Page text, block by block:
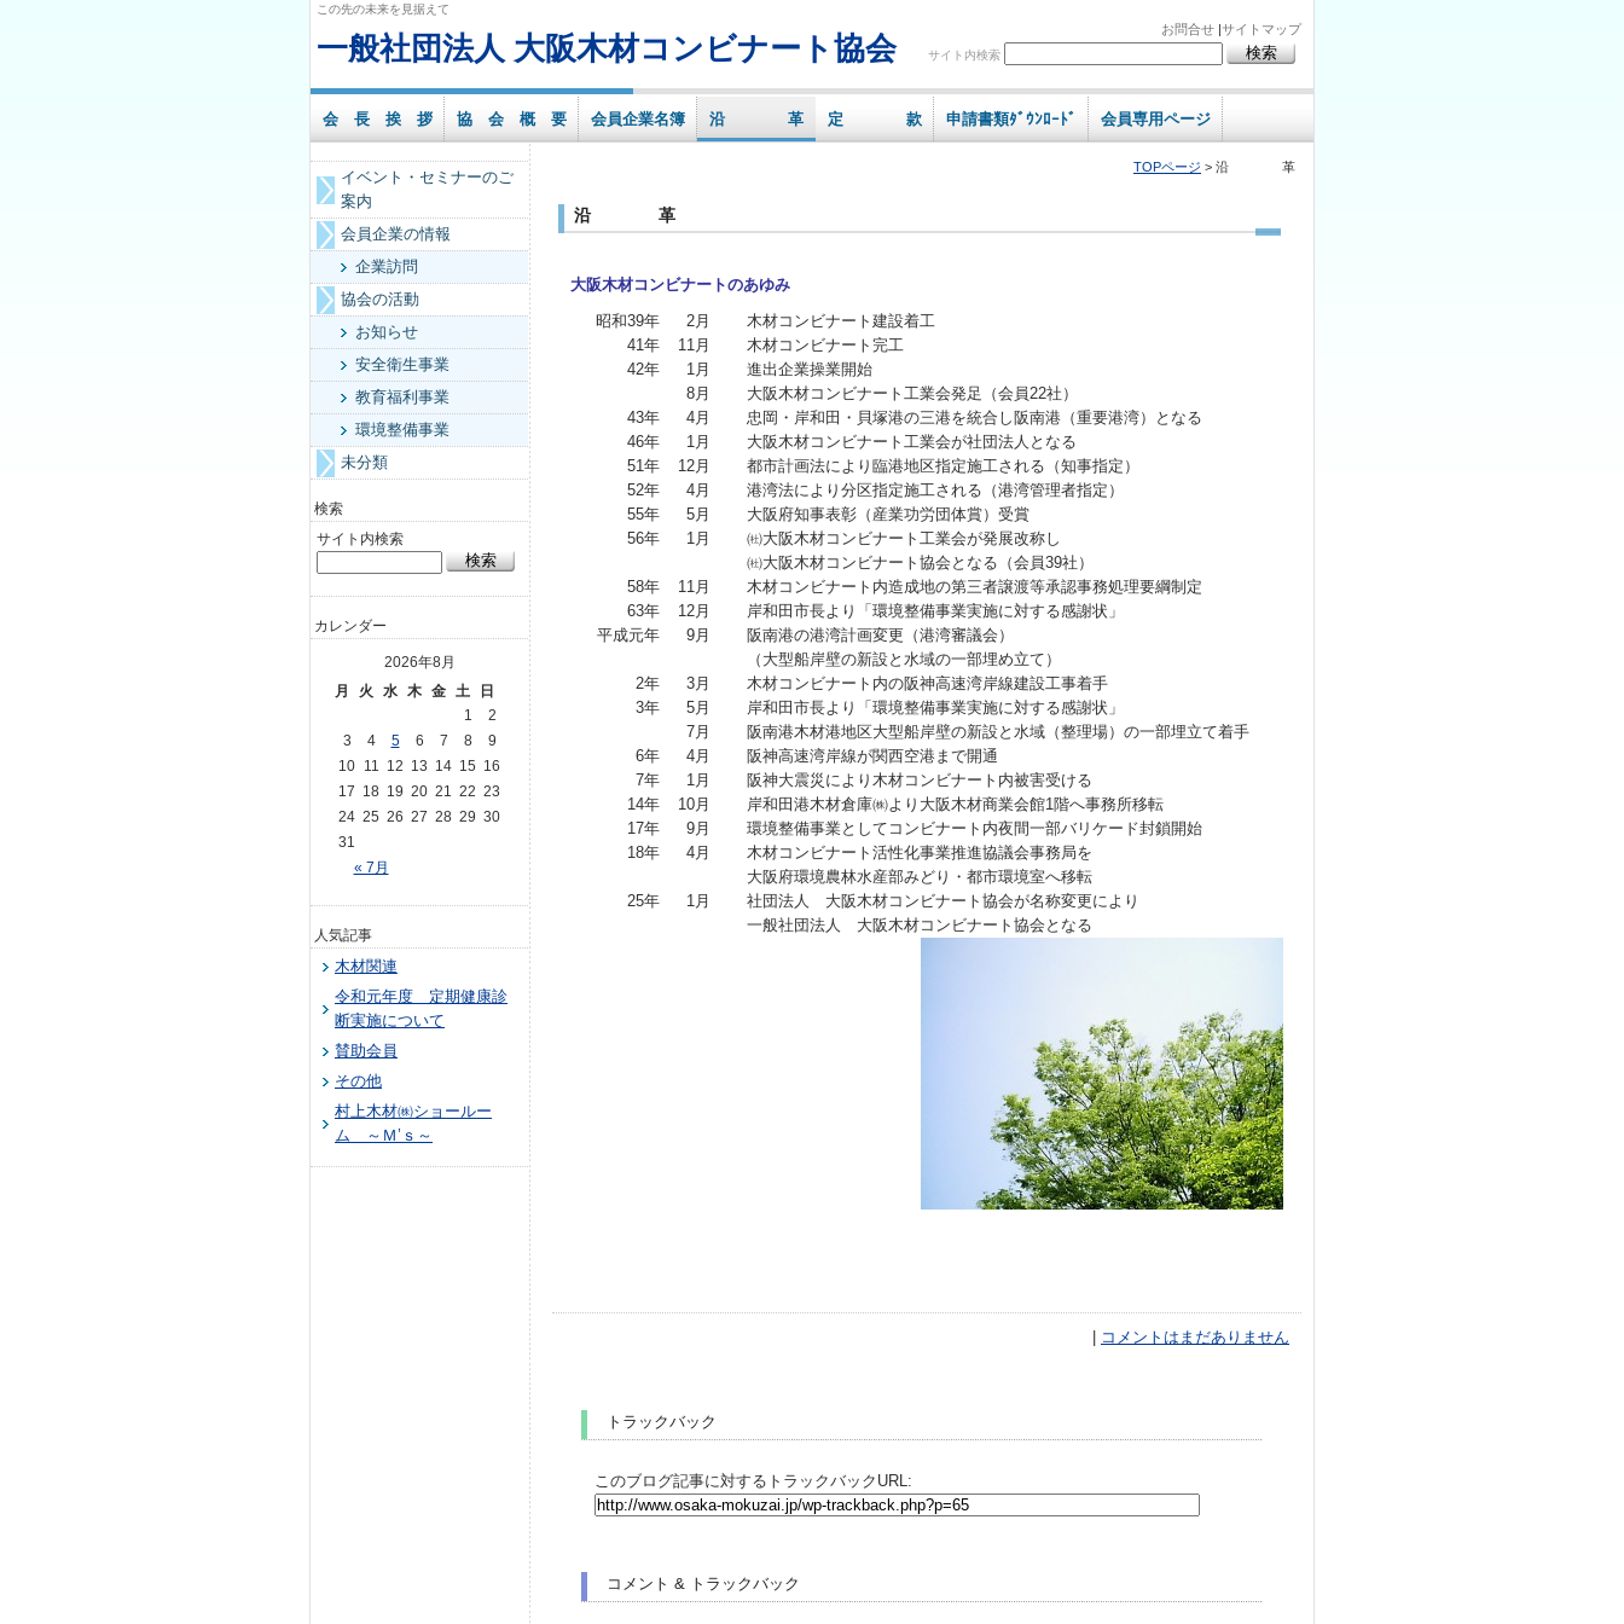
この先の未来を見据えて
一般社団法人 大阪木材コンビナート協会
お問合せ |サイトマップ
サイト内検索
会 長 挨 拶 協 会 概 要 会員企業名簿 沿 革 定 款 申請書類ﾀﾞｳﾝﾛｰﾄﾞ 会員専用ページ
TOPページ > 沿 革
沿 革
大阪木材コンビナートのあゆみ
昭和39年
2月
木材コンビナート建設着工
41年
11月
木材コンビナート完工
42年
1月
進出企業操業開始
8月
大阪木材コンビナート工業会発足（会員22社）
43年
4月
忠岡・岸和田・貝塚港の三港を統合し阪南港（重要港湾）となる
46年
1月
大阪木材コンビナート工業会が社団法人となる
51年
12月
都市計画法により臨港地区指定施工される（知事指定）
52年
4月
港湾法により分区指定施工される（港湾管理者指定）
55年
5月
大阪府知事表彰（産業功労団体賞）受賞
56年
1月
㈳大阪木材コンビナート工業会が発展改称し
㈳大阪木材コンビナート協会となる（会員39社）
58年
11月
木材コンビナート内造成地の第三者譲渡等承認事務処理要綱制定
63年
12月
岸和田市長より「環境整備事業実施に対する感謝状」
平成元年
9月
阪南港の港湾計画変更（港湾審議会）
（大型船岸壁の新設と水域の一部埋め立て）
2年
3月
木材コンビナート内の阪神高速湾岸線建設工事着手
3年
5月
岸和田市長より「環境整備事業実施に対する感謝状」
7月
阪南港木材港地区大型船岸壁の新設と水域（整理場）の一部埋立て着手
6年
4月
阪神高速湾岸線が関西空港まで開通
7年
1月
阪神大震災により木材コンビナート内被害受ける
14年
10月
岸和田港木材倉庫㈱より大阪木材商業会館1階へ事務所移転
17年
9月
環境整備事業としてコンビナート内夜間一部バリケード封鎖開始
18年
4月
木材コンビナート活性化事業推進協議会事務局を
大阪府環境農林水産部みどり・都市環境室へ移転
25年
1月
社団法人 大阪木材コンビナート協会が名称変更により
一般社団法人 大阪木材コンビナート協会となる
| コメントはまだありません
トラックバック
このブログ記事に対するトラックバックURL:
コメント & トラックバック
イベント・セミナーのご
案内
会員企業の情報
企業訪問
協会の活動
お知らせ
安全衛生事業
教育福利事業
環境整備事業
未分類
検索
サイト内検索
カレンダー
2026年8月
月
火 水 木 金 土 日
« 7月
1
2
3
4 5 6 7 8
9
10 11 12 13 14 15 16
17 18 19 20 21 22 23
24 25 26 27 28 29 30
31
人気記事
木材関連
令和元年度 定期健康診
断実施について
賛助会員
その他
村上木材㈱ショールー
ム ～Ｍ’ｓ～